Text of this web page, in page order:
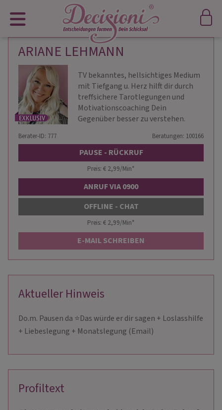
ARIANE LEHMANN
TV bekanntes, hellsichtiges Medium
mit Tiefgang u. Herz hilft dir durch
treffsichere Tarotlegungen und
Motivationscoaching Dein
Gegenüber besser zu verstehen.
Berater-ID: 777 Beratungen: 100166
PAUSE - RÜCKRUF
Preis: € 2,99/Min*
ANRUF VIA 0900
OFFLINE - CHAT
Preis: € 2,99/Min*
E-MAIL SCHREIBEN
Aktueller Hinweis
Do.m. Pausen da ⭐Das würde er dir sagen + Loslasshilfe
+ Liebeslegung + Monatslegung (Email)
Profiltext